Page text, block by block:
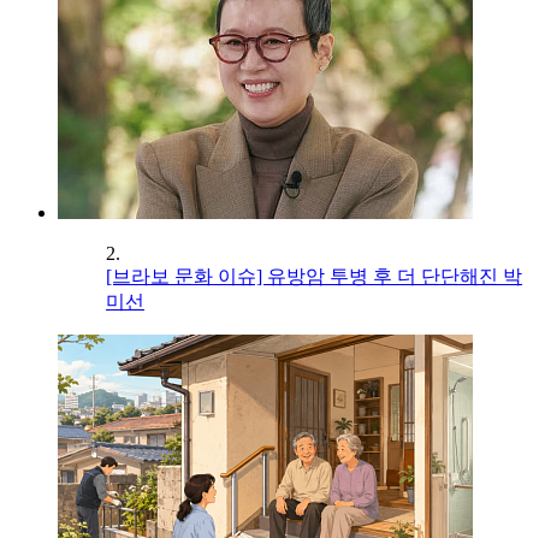
2.
[브라보 문화 이슈] 유방암 투병 후 더 단단해진 박
미선